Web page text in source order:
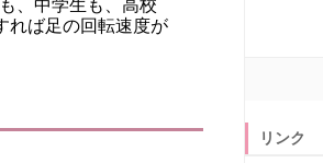
、中学生も、高校
れば足の回転速度が
リンク